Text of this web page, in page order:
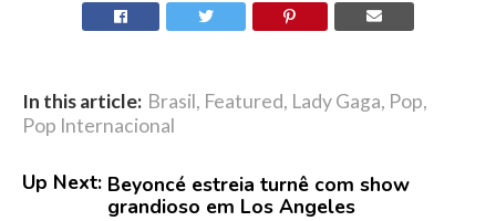
In this article: Brasil, Featured, Lady Gaga, Pop,
Pop Internacional
Up Next: Beyoncé estreia turnê com show
grandioso em Los Angeles